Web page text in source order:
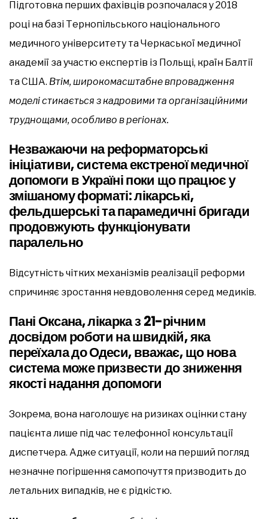
Підготовка перших фахівців розпочалася у 2018
році на базі Тернопільського національного
медичного університету та Черкаської медичної
академії за участю експертів із Польщі, країн Балтії
та США. Втім, широкомасштабне впровадження
моделі стикається з кадровими та організаційними
труднощами, особливо в регіонах.
Незважаючи на реформаторські
ініціативи, система екстреної медичної
допомоги в Україні поки що працює у
змішаному форматі: лікарські,
фельдшерські та парамедичні бригади
продовжують функціонувати
паралельно
Відсутність чітких механізмів реалізації реформи
спричиняє зростання невдоволення серед медиків.
Пані Оксана, лікарка з 21-річним
досвідом роботи на швидкій, яка
переїхала до Одеси, вважає, що нова
система може призвести до зниження
якості надання допомоги
Зокрема, вона наголошує на ризиках оцінки стану
пацієнта лише під час телефонної консультації
диспетчера. Адже ситуації, коли на перший погляд
незначне погіршення самопочуття призводить до
летальних випадків, не є рідкістю.